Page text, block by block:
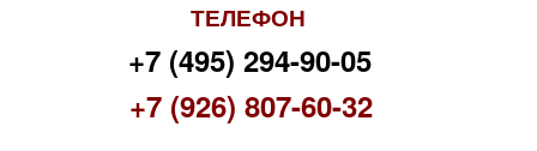
ТЕЛЕФОН
+7 (495) 294-90-05
+7 (926) 807-60-32